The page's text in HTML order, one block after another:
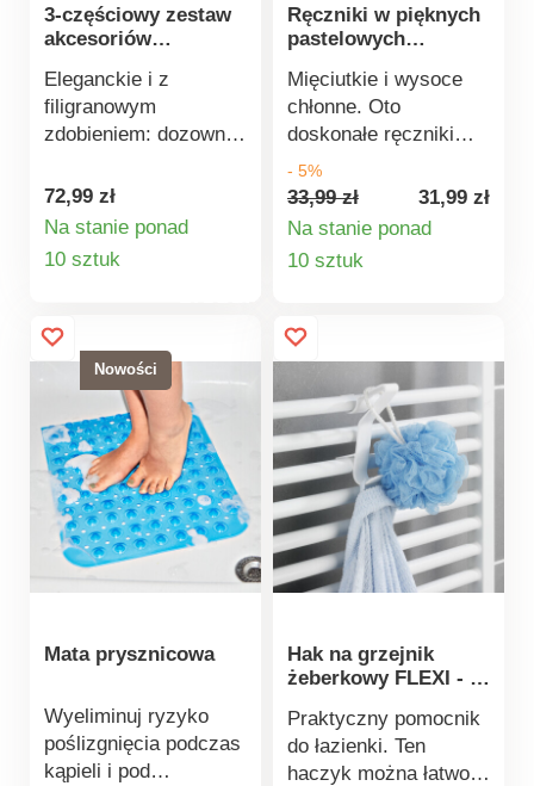
3-częściowy zestaw
akcesoriów
Eleganckie i z
filigranowym
zdobieniem: dozownik
mydelniczka i kubek
na szczoteczki do
zębów. Miło jest, gdy
wszystko do siebie
72,99 zł
Na stanie ponad
10 sztuk
Ręczniki w pięknych
pastelowych
Mięciutkie i wysoce
chłonne. Oto
doskonałe ręczniki
frotte z tłoczeniami w
róże - warto zamówić
ich więcej. Skorzystaj
z promocyjnej ceny.
- 5%
33,99 zł
31,99 zł
Na stanie ponad
10 sztuk
Nowości
Mata prysznicowa
Wyeliminuj ryzyko
poślizgnięcia podczas
kąpieli i pod
Hak na grzejnik
żeberkowy FLEXI - 3
Praktyczny pomocnik
do łazienki. Ten
haczyk można łatwo